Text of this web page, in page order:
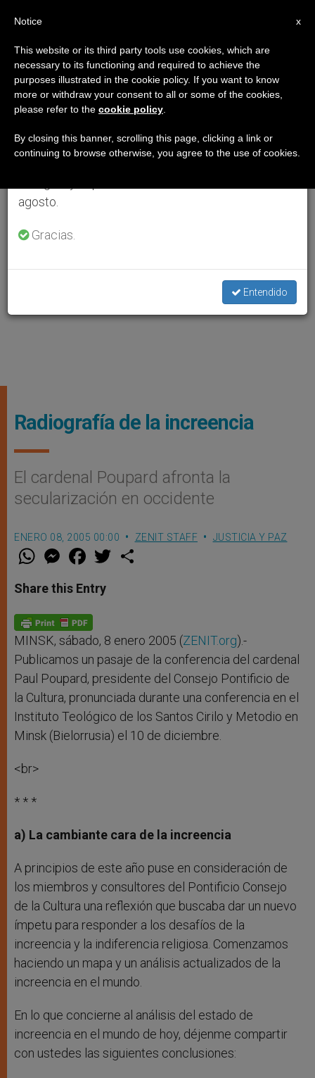
Radiografía de la increencia
El cardenal Poupard afronta la
secularización en occidente
ENERO 08, 2005 00:00 ZENIT STAFF JUSTICIA Y PAZ
W
t
s
p
p
M
e
s
e
g
e
r
F
a
e
b
o
k
w
Share this Entry
MINSK, sábado, 8 enero 2005 (ZENIT.org).-
Publicamos un pasaje de la conferencia del cardenal
Paul Poupard, presidente del Consejo Pontificio de
la Cultura, pronunciada durante una conferencia en el
Instituto Teológico de los Santos Cirilo y Metodio en
Minsk (Bielorrusia) el 10 de diciembre.
<br>
* * *
a) La cambiante cara de la increencia
A principios de este año puse en consideración de
los miembros y consultores del Pontificio Consejo
de la Cultura una reflexión que buscaba dar un nuevo
ímpetu para responder a los desafíos de la
increencia y la indiferencia religiosa. Comenzamos
haciendo un mapa y un análisis actualizados de la
increencia en el mundo.
En lo que concierne al análisis del estado de
increencia en el mundo de hoy, déjenme compartir
con ustedes las siguientes conclusiones:
×
Aviso importante
Del 27 de julio al 7 de agosto haremos la pausa
anual, aprovechando que en el periodo de verano
se generan menos informaciones y también el
agosto.
Gracias.
Entendido
x
Notice
This website or its third party tools use cookies, which are
necessary to its functioning and required to achieve the
purposes illustrated in the cookie policy. If you want to know
more or withdraw your consent to all or some of the cookies,
please refer to the cookie policy
By closing this banner, scrolling this page, clicking a link or
continuing to browse otherwise, you agree to the use of cookies.